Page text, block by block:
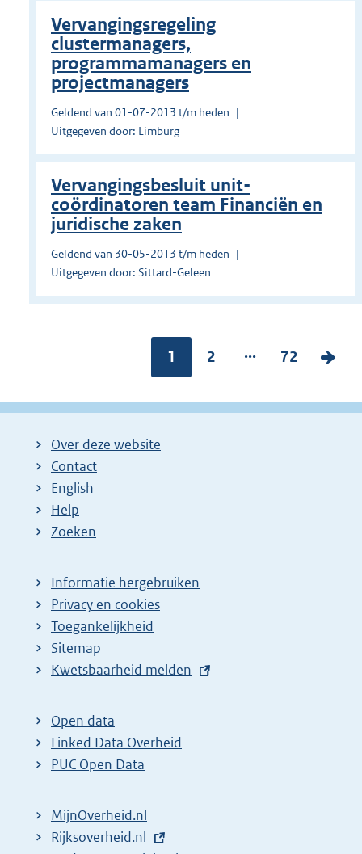
Vervangingsregeling
clustermanagers,
programmamanagers en
projectmanagers
Geldend van 01-07-2013 t/m heden
Uitgegeven door: Limburg
Vervangingsbesluit unit-
coördinatoren team Financiën en
juridische zaken
Geldend van 30-05-2013 t/m heden
Uitgegeven door: Sittard-Geleen
Pagina:
1
P
g
2 ...
P
g
72
V
l
Over deze website
Contact
English
Help
Zoeken
Informatie hergebruiken
Privacy en cookies
Toegankelijkheid
Sitemap
E
t
e
r
l
i
Kwetsbaarheid melden
Open data
Linked Data Overheid
PUC Open Data
MijnOverheid.nl
E
Rijksoverheid.nl